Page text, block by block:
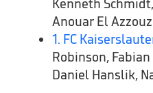
Kenneth
Anouar El
1. FC
Robinson,
Daniel Hanslik,